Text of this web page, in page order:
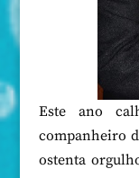
Este ano
companheiro
ostenta